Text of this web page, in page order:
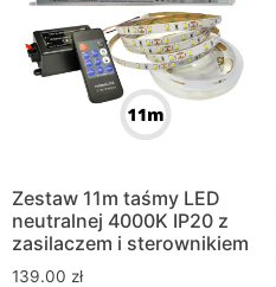
Zestaw 11m taśmy LED
neutralnej 4000K IP20 z
zasilaczem i sterownikiem
139.00 zł